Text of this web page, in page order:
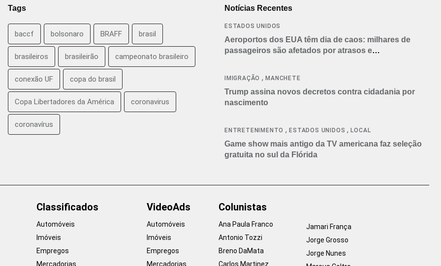
Tags
baccf bolsonaro BRAFF brasil
brasileiros brasileirão campeonato brasileiro
conexão UF copa do brasil
Copa Libertadores da América coronavirus
coronavírus
Notícias Recentes
ESTADOS UNIDOS
Aeroportos dos EUA têm dia de caos: milhares de
passageiros são afetados por atrasos e
IMIGRAÇÃO ,MANCHETE
Trump assina novos decretos contra cidadania por
nascimento
ENTRETENIMENTO ,ESTADOS UNIDOS ,LOCAL
Game show mais antigo da TV americana faz seleção
gratuita no sul da Flórida
Classificados
Automóveis
Imóveis
Empregos
Mercadorias
VideoAds
Automóveis
Imóveis
Empregos
Mercadorias
Colunistas
Ana Paula Franco
Antonio Tozzi
Breno DaMata
Carlos Martinez
Jamari França
Jorge Grosso
Jorge Nunes